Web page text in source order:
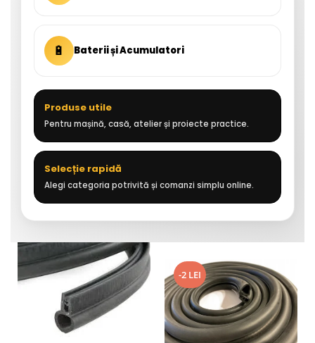
🔋 Baterii și Acumulatori
Produse utile
Pentru mașină, casă, atelier și proiecte practice.
Selecție rapidă
Alegi categoria potrivită și comanzi simplu online.
-2 LEI